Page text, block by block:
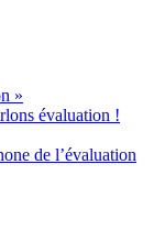
»
évaluation !
de l’évaluation